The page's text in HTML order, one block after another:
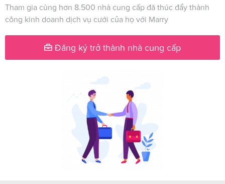
Tham gia cùng hơn 8.500 nhà cung cấp đã thúc đẩy thành
công kinh doanh dịch vụ cưới của họ với Marry
Đăng ký trở thành nhà cung cấp